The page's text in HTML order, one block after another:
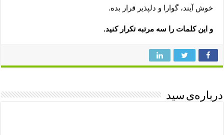
خوش‏ آيند، گوارا و دلپذير قرار بده.
و اين كلمات را سه مرتبه تكرار كنید.
درباره‌ی سید